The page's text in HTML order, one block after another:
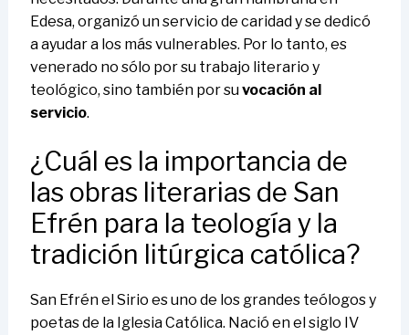
Edesa, organizó un servicio de caridad y se dedicó
a ayudar a los más vulnerables. Por lo tanto, es
venerado no sólo por su trabajo literario y
teológico, sino también por suvocación al
servicio.
¿Cuál es la importancia de
las obras literarias de San
Efrén para la teología y la
tradición litúrgica católica?
San Efrén el Sirio es uno de los grandes teólogos y
poetas de la Iglesia Católica. Nació en el siglo IV